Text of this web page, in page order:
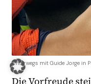
Unterwegs mit Guide Jorge in
Die Vorfreude